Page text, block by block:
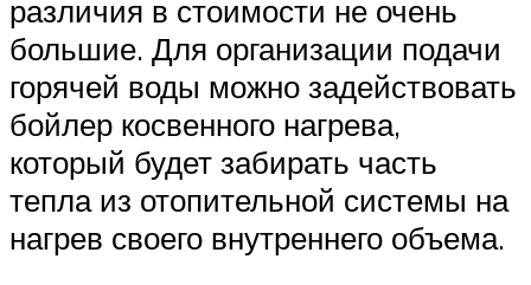
различия в стоимости не очень
большие. Для организации подачи
горячей воды можно задействовать
бойлер косвенного нагрева,
который будет забирать часть
тепла из отопительной системы на
нагрев своего внутреннего объема.